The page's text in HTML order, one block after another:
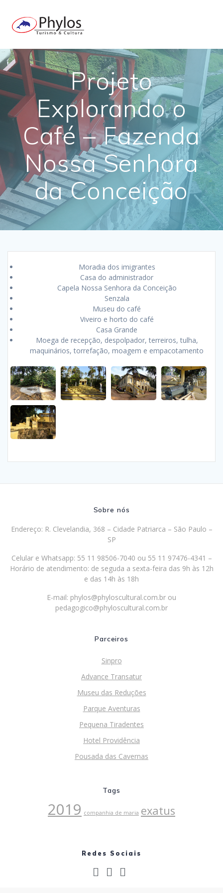
Projeto
Explorando o
Café – Fazenda
Nossa Senhora
da Conceição
Moradia dos imigrantes
Casa do administrador
Capela Nossa Senhora da Conceição
Senzala
Museu do café
Viveiro e horto do café
Casa Grande
Moega de recepção, despolpador, terreiros, tulha,
maquinários, torrefação, moagem e empacotamento
Sobre nós
Endereço: R. Clevelandia, 368 – Cidade Patriarca – São Paulo –
SP
Celular e Whatsapp: 55 11 98506-7040 ou 55 11 97476-4341 –
Horário de atendimento: de seguda a sexta-feira das 9h às 12h
e das 14h às 18h
E-mail: phylos@phyloscultural.com.br ou
pedagogico@phyloscultural.com.br
Parceiros
Sinpro
Advance Transatur
Museu das Reduções
Parque Aventuras
Pequena Tiradentes
Hotel Providência
Pousada das Cavernas
Tags
2019 companhia de maria exatus
Redes Sociais